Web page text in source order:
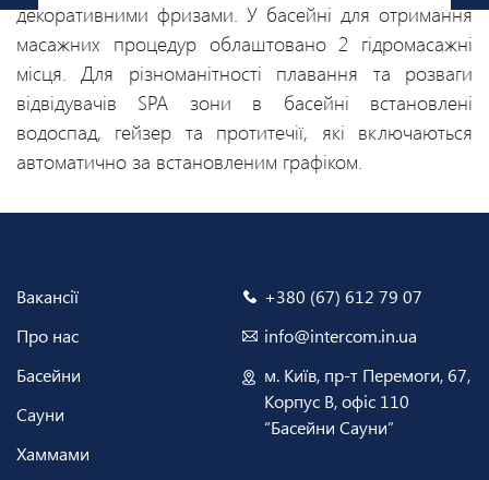
декоративними фризами. У басейні для отримання
масажних процедур облаштовано 2 гідромасажні
місця. Для різноманітності плавання та розваги
відвідувачів SPA зони в басейні встановлені
водоспад, гейзер та протитечії, які включаються
автоматично за встановленим графіком.
Вакансії
Про нас
Басейни
Сауни
Хаммами
+380 (67) 612 79 07
info@intercom.in.ua
м. Київ, пр-т Перемоги, 67,
Корпус В, офіс 110
“Басейни Сауни”